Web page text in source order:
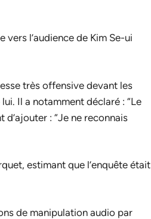
l’audience de Kim Se-ui
très offensive devant les
Il a notamment déclaré : “Le
: “Je ne reconnais
estimant que l’enquête était
de manipulation audio par